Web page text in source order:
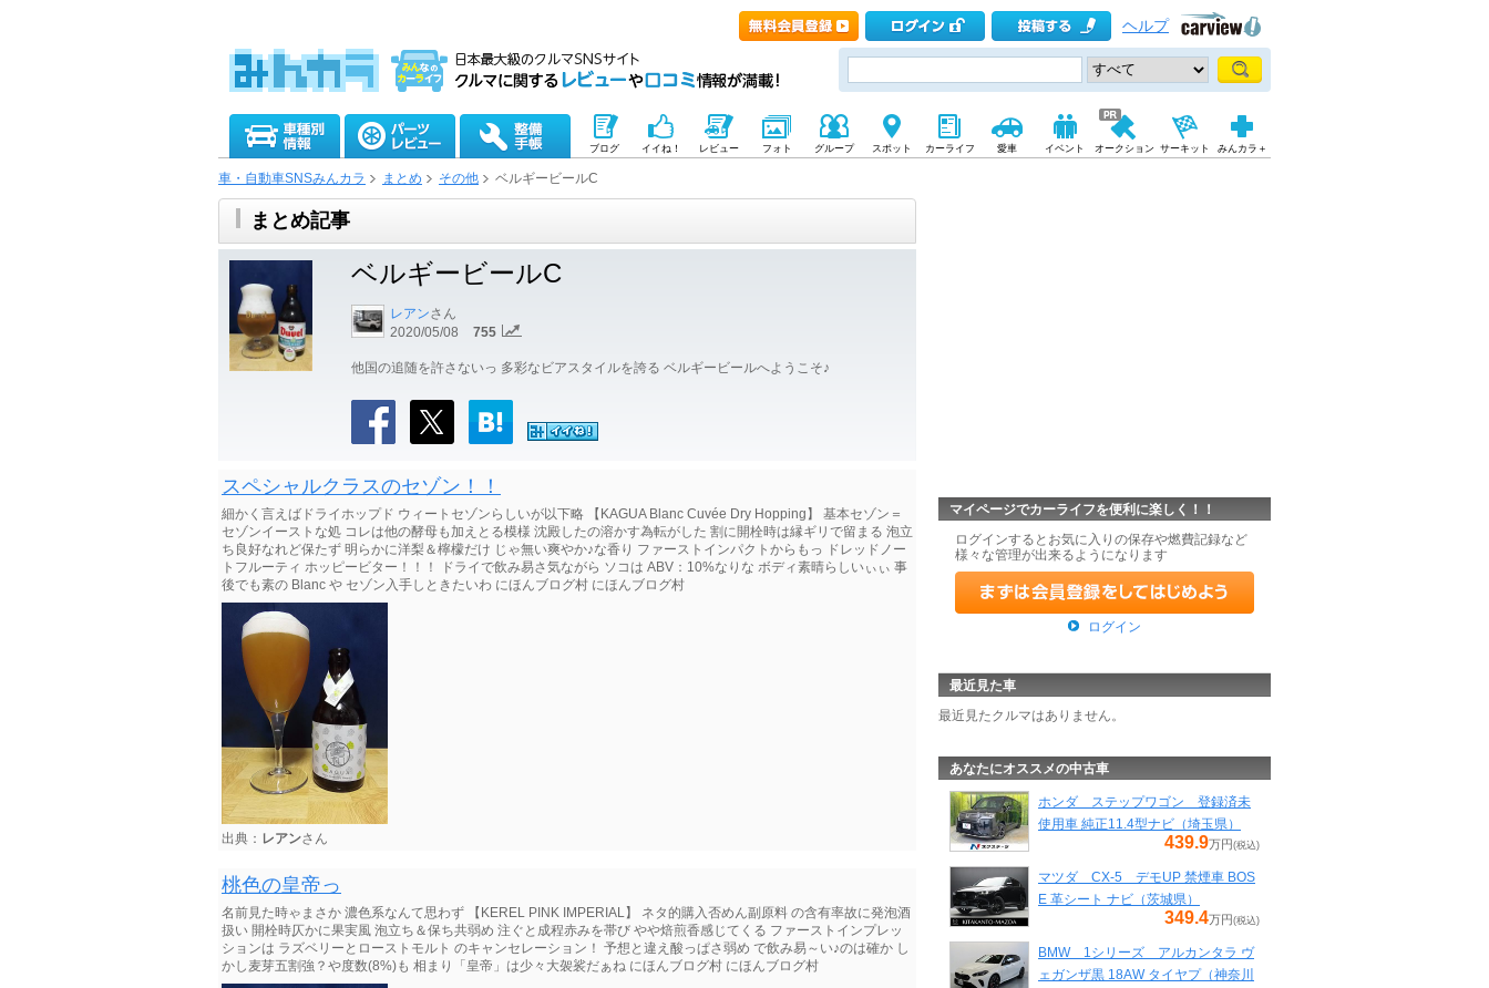
ヘルプ
ブログ イイね！ レビュー フォト グループ スポット カーライフ 愛車 イベント オークション サーキット みんカラ＋
車・自動車SNSみんカラ まとめ その他 ベルギービールC
まとめ記事
ベルギービールC
レアンさん
2020/05/08
755
他国の追随を許さないっ 多彩なビアスタイルを誇る ベルギービールへようこそ♪
スペシャルクラスのセゾン！！
細かく言えばドライホップド ウィートセゾンらしいが以下略 【KAGUA Blanc Cuvée Dry Hopping】 基本セゾン＝
セゾンイーストな処 コレは他の酵母も加えとる模様 沈殿したの溶かす為転がした 割に開栓時は縁ギリで留まる 泡立
ち良好なれど保たず 明らかに洋梨＆檸檬だけ じゃ無い爽やか♪な香り ファーストインパクトからもっ ドレッドノー
トフルーティ ホッピービター！！！ ドライで飲み易さ気ながら ソコは ABV：10%なりな ボディ素晴らしいぃぃ 事
後でも素の Blanc や セゾン入手しときたいわ にほんブログ村 にほんブログ村
出典： レアンさん
桃色の皇帝っ
名前見た時ゃまさか 濃色系なんて思わず 【KEREL PINK IMPERIAL】 ネタ的購入否めん副原料 の含有率故に発泡酒
扱い 開栓時仄かに果実風 泡立ち＆保ち共弱め 注ぐと成程赤みを帯び やや焙煎香感じてくる ファーストインプレッ
ションは ラズベリーとローストモルト のキャンセレーション！ 予想と違え酸っぱさ弱め で飲み易～い♪のは確か し
かし麦芽五割強？や度数(8%)も 相まり「皇帝」は少々大袈裟だぁね にほんブログ村 にほんブログ村
マイページでカーライフを便利に楽しく！！
ログインするとお気に入りの保存や燃費記録など
様々な管理が出来るようになります
ログイン
最近見た車
最近見たクルマはありません。
あなたにオススメの中古車
ホンダ ステップワゴン 登録済未
使用車 純正11.4型ナビ（埼玉県）
439.9万円(税込)
マツダ CX-5 デモUP 禁煙車 BOS
E 革シート ナビ（茨城県）
349.4万円(税込)
BMW 1シリーズ アルカンタラ ヴ
ェガンザ黒 18AW タイヤプ（神奈川